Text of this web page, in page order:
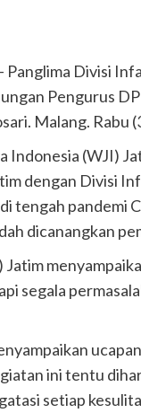
Divisi
Pengurus
Malang. Rabu
Indonesia (WJI)
dengan Divisi
tengah pandemi
dicanangkan
segala
ini tentu
setiap